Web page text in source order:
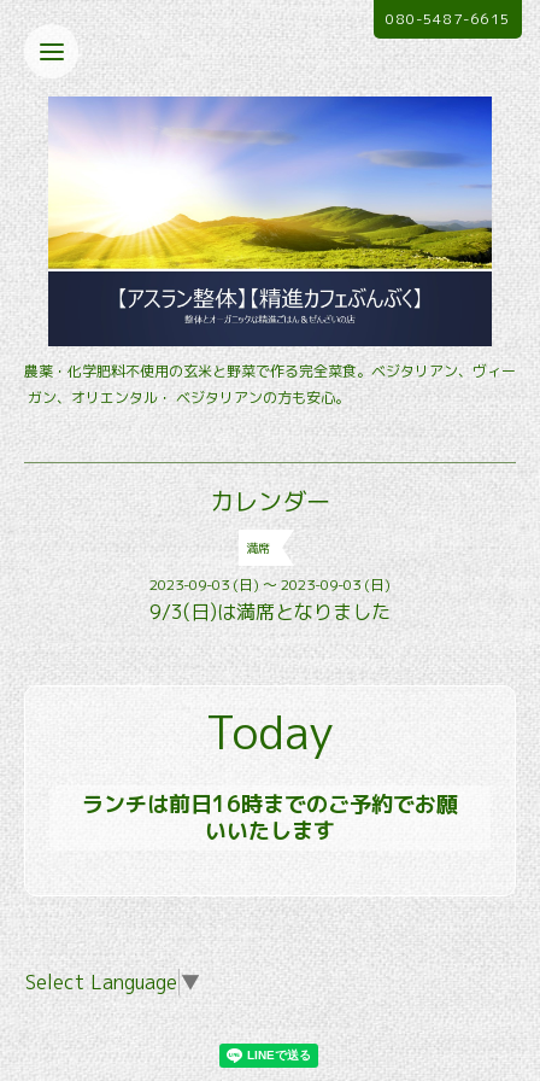
農薬・化学肥料不使用の玄米と野菜で作る完全菜食。ベジタリアン、ヴィー
ガン、オリエンタル・ ベジタリアンの方も安心。
080-5487-6615
カレンダー
満席
2023-09-03 (日) ～ 2023-09-03 (日)
9/3(日)は満席となりました
Today
ランチは前日16時までのご予約でお願
いいたします
Select Language ▼